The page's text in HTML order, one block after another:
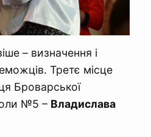
– визначення і
Третє місце
Броварської
№5 – Владислава